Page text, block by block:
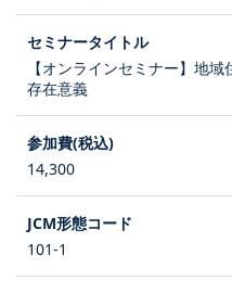
【オンラインセミナー】地
存在意義
14,300
101-1